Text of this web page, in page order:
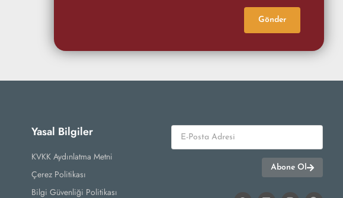
Gönder
Yasal Bilgiler
KVKK Aydınlatma Metni
Çerez Politikası
Bilgi Güvenliği Politikası
Abone Ol